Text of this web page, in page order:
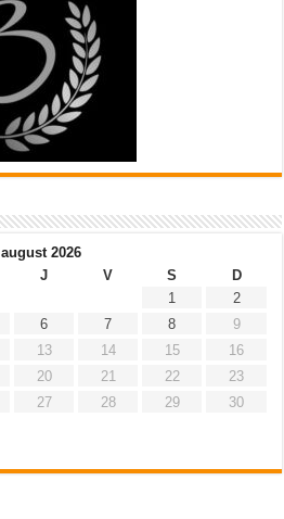
august 2026
J V S
D
1
2
6 7 8
9
13 14 15
16
20 21 22
23
27 28 29
30